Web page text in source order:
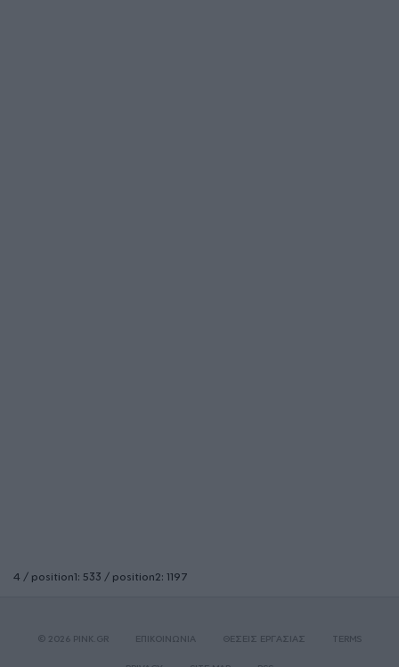
4 / position1: 533 / position2: 1197
© 2026 PINK.GR ΕΠΙΚΟΙΝΩΝΙΑ ΘΕΣΕΙΣ ΕΡΓΑΣΙΑΣ TERMS